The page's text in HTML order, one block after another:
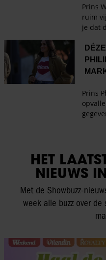
HET
NIEUWS
Met de Showbuzz-
week alle buzz over de